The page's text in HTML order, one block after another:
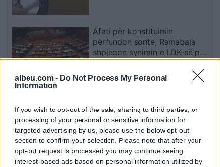
albeu.com - Do Not Process My Personal
Information
If you wish to opt-out of the sale, sharing to third parties, or
processing of your personal or sensitive information for
targeted advertising by us, please use the below opt-out
section to confirm your selection. Please note that after your
opt-out request is processed you may continue seeing
interest-based ads based on personal information utilized by
Afati për konstituimin
përfundon sonte, Ramabaja
shpjegon synimin e LDK-së për
presidencën dhe sulmon
opozitën